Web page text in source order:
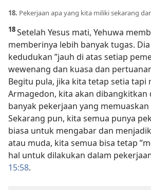
18. Pekerjaan apa yang kita miliki sekarang
18Setelah Yesus mati, Yehuwa
memberinya lebih banyak tugas.
kedudukan ”jauh di atas setiap
wewenang dan kuasa dan
Begitu pula, jika kita tetap setia tapi
Armagedon, kita akan dibangkitkan
banyak pekerjaan yang
Sekarang pun, kita semua punya
biasa untuk mengabar dan
atau muda, kita semua bisa tetap
hal untuk dilakukan dalam
15:58.